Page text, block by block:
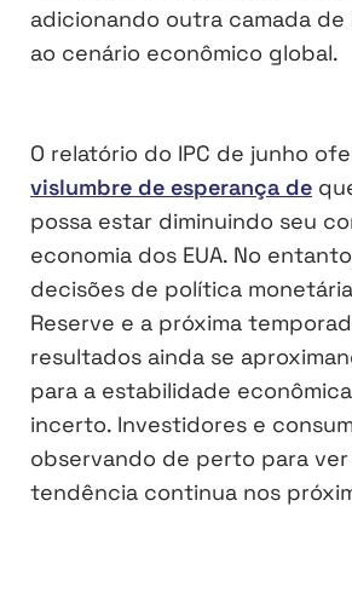
adicionando outra camada
ao cenário econômico global.
O relatório do IPC de junho
vislumbre de esperança de
possa estar diminuindo seu
economia dos EUA. No
decisões de política
Reserve e a próxima
resultados ainda se
para a estabilidade
incerto. Investidores e
observando de perto para ver
tendência continua nos